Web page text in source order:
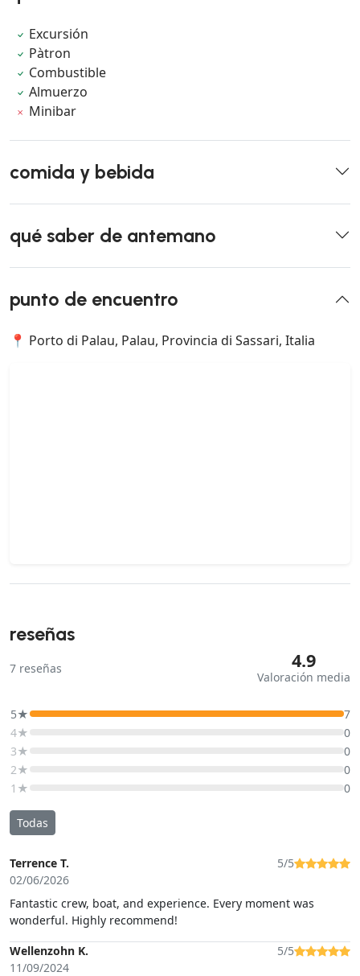
Excursión
Pàtron
Combustible
Almuerzo
Minibar
comida y bebida
qué saber de antemano
punto de encuentro
📍 Porto di Palau, Palau, Provincia di Sassari, Italia
reseñas
7 reseñas 4.9
Valoración media
5★
7
4★
0
3★
0
2★
0
1★
0
Todas
Terrence T.
02/06/2026
5/5
Fantastic crew, boat, and experience. Every moment was
wonderful. Highly recommend!
Wellenzohn K.
11/09/2024
5/5